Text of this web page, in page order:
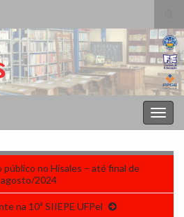
de
no Hisales – até final de
agosto/2024
na 10ª SIIEPE UFPel